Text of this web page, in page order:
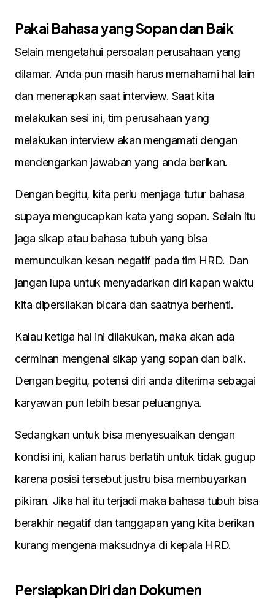
Pakai Bahasa yang Sopan dan Baik
Selain mengetahui persoalan perusahaan yang
dilamar. Anda pun masih harus memahami hal lain
dan menerapkan saat interview. Saat kita
melakukan sesi ini, tim perusahaan yang
melakukan interview akan mengamati dengan
mendengarkan jawaban yang anda berikan.
Dengan begitu, kita perlu menjaga tutur bahasa
supaya mengucapkan kata yang sopan. Selain itu
jaga sikap atau bahasa tubuh yang bisa
memunculkan kesan negatif pada tim HRD. Dan
jangan lupa untuk menyadarkan diri kapan waktu
kita dipersilakan bicara dan saatnya berhenti.
Kalau ketiga hal ini dilakukan, maka akan ada
cerminan mengenai sikap yang sopan dan baik.
Dengan begitu, potensi diri anda diterima sebagai
karyawan pun lebih besar peluangnya.
Sedangkan untuk bisa menyesuaikan dengan
kondisi ini, kalian harus berlatih untuk tidak gugup
karena posisi tersebut justru bisa membuyarkan
pikiran. Jika hal itu terjadi maka bahasa tubuh bisa
berakhir negatif dan tanggapan yang kita berikan
kurang mengena maksudnya di kepala HRD.
Persiapkan Diri dan Dokumen